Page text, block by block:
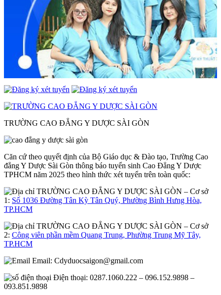
TRƯỜNG CAO ĐẲNG Y DƯỢC SÀI GÒN
Căn cứ theo quyết định của Bộ Giáo dục & Đào tạo, Trường Cao
đẳng Y Dược Sài Gòn thông báo tuyển sinh Cao Đẳng Y Dược
TPHCM năm 2025 theo hình thức xét tuyển trên toàn quốc:
– Cơ sở
1: Số 1036 Đường Tân Kỳ Tân Quý, Phường Bình Hưng Hòa,
TP.HCM
– Cơ sở
2: Công viên phần mềm Quang Trung, Phường Trung Mỹ Tây,
TP.HCM
Email: Cdyduocsaigon@gmail.com
Điện thoại: 0287.1060.222 – 096.152.9898 –
093.851.9898